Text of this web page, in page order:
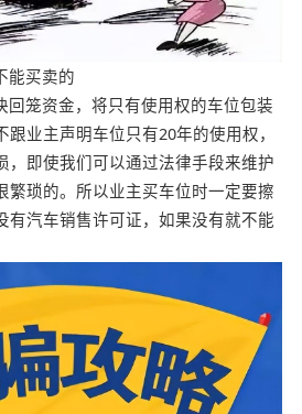
能买卖的
回笼资金，将只有使用权的车位包装
业主声明车位只有20年的使用权，
，即使我们可以通过法律手段来维护
繁琐的。所以业主买车位时一定要擦
有汽车销售许可证，如果没有就不能